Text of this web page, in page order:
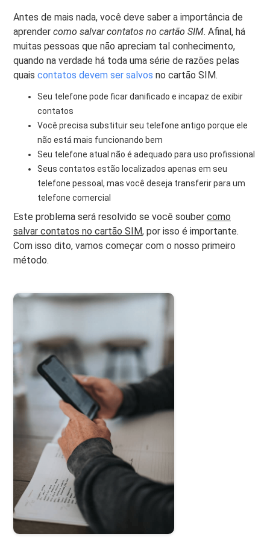
Antes de mais nada, você deve saber a importância de
aprendercomo salvar contatos no cartão SIM. Afinal, há
muitas pessoas que não apreciam tal conhecimento,
quando na verdade há toda uma série de razões pelas
quaiscontatos devem ser salvos no cartão SIM.
Seu telefone pode ficar danificado e incapaz de exibir
contatos
Você precisa substituir seu telefone antigo porque ele
não está mais funcionando bem
Seu telefone atual não é adequado para uso profissional
Seus contatos estão localizados apenas em seu
telefone pessoal, mas você deseja transferir para um
telefone comercial
Este problema será resolvido se você soubercomo
salvar contatos no cartão SIM, por isso é importante.
Com isso dito, vamos começar com o nosso primeiro
método.